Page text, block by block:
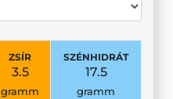
ZSÍR
3.5
gramm
SZÉNHIDRÁT
17.5
gramm